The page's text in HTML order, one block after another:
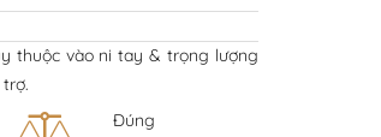
thuộc vào ni tay & trọng lượng
Đúng